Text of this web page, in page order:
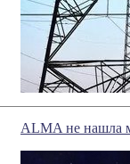
ALMA не нашла